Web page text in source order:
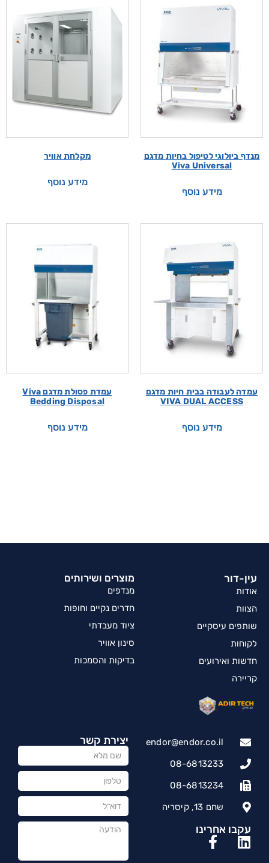
מנדף ביולוגי לטיפול בחיות מדגם
Viva Universal
מידע נוסף
מקלחת אוויר
מידע נוסף
עמדה לעבודה בבית חיות מדגם
VIVA DUAL ACCESS
מידע נוסף
עמדת פסולת מדגם Viva
Bedding Disposal
מידע נוסף
מוצרים ושירותים
מנדפים
חדרים נקיים וחופות
ציוד מעבדתי
סינון אוויר
בדיקות והסמכות
עין-דור
אודות
הצוות
שותפים עיסקיים
לקוחות
חדשות ואירועים
קריירה
יצירת קשר
endor@endor.co.il
08-6813233
08-6813234
שחם 13, קיסריה
עקבו אחרינו